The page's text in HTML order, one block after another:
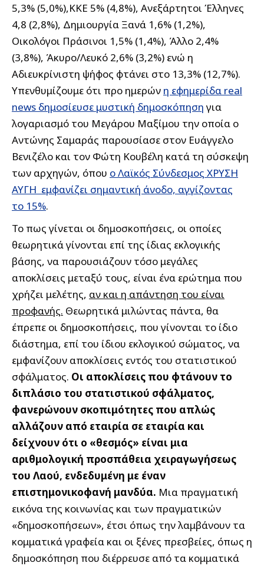
5,3% (5,0%),ΚΚΕ 5% (4,8%), Ανεξάρτητοι Έλληνες
4,8 (2,8%), Δημιουργία Ξανά 1,6% (1,2%),
Οικολόγοι Πράσινοι 1,5% (1,4%), Άλλο 2,4%
(3,8%), Άκυρο/Λευκό 2,6% (3,2%) ενώ η
Αδιευκρίνιστη ψήφος φτάνει στο 13,3% (12,7%).
Υπενθυμίζουμε ότι προ ημερών η εφημερίδα real
news δημοσίευσε μυστική δημοσκόπησηγια
λογαριασμό του Μεγάρου Μαξίμου την οποία ο
Αντώνης Σαμαράς παρουσίασε στον Ευάγγελο
Βενιζέλο και τον Φώτη Κουβέλη κατά τη σύσκεψη
των αρχηγών, όπου ο Λαϊκός Σύνδεσμος ΧΡΥΣΗ
ΑΥΓΗ εμφανίζει σημαντική άνοδο, αγγίζοντας
το 15%.
Το πως γίνεται οι δημοσκοπήσεις, οι οποίες
θεωρητικά γίνονται επί της ίδιας εκλογικής
βάσης, να παρουσιάζουν τόσο μεγάλες
αποκλίσεις μεταξύ τους, είναι ένα ερώτημα που
χρήζει μελέτης, αν και η απάντηση του είναι
προφανής. Θεωρητικά μιλώντας πάντα, θα
έπρεπε οι δημοσκοπήσεις, που γίνονται το ίδιο
διάστημα, επί του ίδιου εκλογικού σώματος, να
εμφανίζουν αποκλίσεις εντός του στατιστικού
σφάλματος. Οι αποκλίσεις που φτάνουν το
διπλάσιο του στατιστικού σφάλματος,
φανερώνουν σκοπιμότητες που απλώς
αλλάζουν από εταιρία σε εταιρία και
δείχνουν ότι ο «θεσμός» είναι μια
αριθμολογική προσπάθεια χειραγωγήσεως
του Λαού, ενδεδυμένη με έναν
επιστημονικοφανή μανδύα. Μια πραγματική
εικόνα της κοινωνίας και των πραγματικών
«δημοσκοπήσεων», έτσι όπως την λαμβάνουν τα
κομματικά γραφεία και οι ξένες πρεσβείες, όπως η
δημοσκόπηση που διέρρευσε από τα κομματικά